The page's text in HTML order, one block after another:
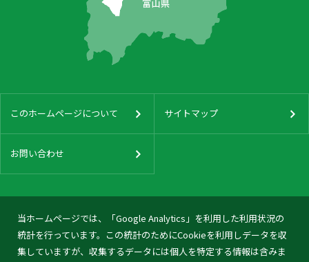
当ホームページでは、「Google Analytics」を利用した利用状況の
統計を行っています。この統計のためにCookieを利用しデータを収
集していますが、収集するデータには個人を特定する情報は含みま
このホームページについて サイトマップ
お問い合わせ